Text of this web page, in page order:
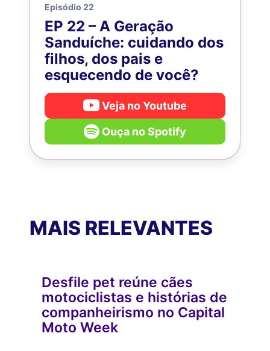
Episódio 22
EP 22 – A Geração
Sanduíche: cuidando dos
filhos, dos pais e
esquecendo de você?
Veja no Youtube
Ouça no Spotify
MAIS RELEVANTES
Desfile pet reúne cães
motociclistas e histórias de
companheirismo no Capital
Moto Week